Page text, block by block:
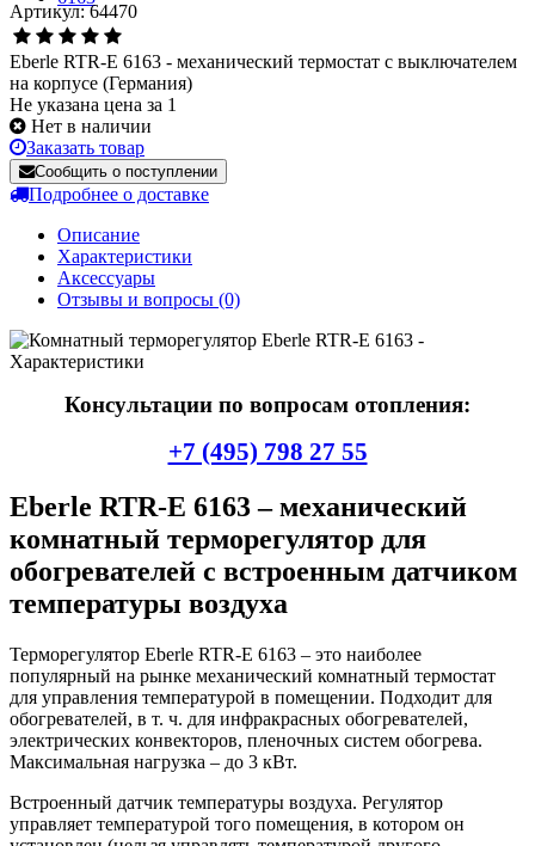
Артикул: 64470
Eberle RTR-E 6163 - механический термостат с выключателем
на корпусе (Германия)
Не указана цена за 1
Нет в наличии
Заказать товар
Сообщить о поступлении
Подробнее о доставке
Описание
Характеристики
Аксессуары
Отзывы и вопросы (0)
Консультации по вопросам отопления:
+7 (495) 798 27 55
Eberle RTR-E 6163 – механический
комнатный терморегулятор для
обогревателей с встроенным датчиком
температуры воздуха
Терморегулятор Eberle RTR-E 6163 – это наиболее
популярный на рынке механический комнатный термостат
для управления температурой в помещении. Подходит для
обогревателей, в т. ч. для инфракрасных обогревателей,
электрических конвекторов, пленочных систем обогрева.
Максимальная нагрузка – до 3 кВт.
Встроенный датчик температуры воздуха. Регулятор
управляет температурой того помещения, в котором он